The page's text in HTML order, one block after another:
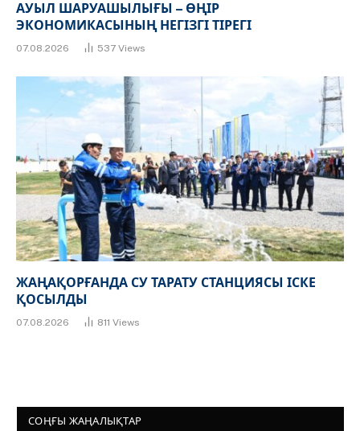
АУЫЛ ШАРУАШЫЛЫҒЫ – ӨҢІР
ЭКОНОМИКАСЫНЫҢ НЕГІЗГІ ТІРЕГІ
07.08.2026 537 Views
ЖАҢАҚОРҒАНДА СУ ТАРАТУ СТАНЦИЯСЫ ІСКЕ
ҚОСЫЛДЫ
07.08.2026 811 Views
СОҢҒЫ ЖАҢАЛЫҚТАР